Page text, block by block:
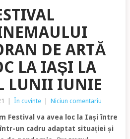
DE ARTĂ
LA IAȘI LA
LUNII IUNIE
În cuvinte Niciun comentariu
Festival va avea loc la Iași între
un cadru adaptat situației și